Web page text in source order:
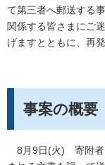
て第三者へ郵送する
関係する皆さまにご
げますとともに、再
事案の概要
8月9日(火) 寄附者